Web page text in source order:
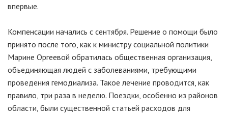
впервые.
Компенсации начались с сентября. Решение о помощи было
принято после того, как к министру социальной политики
Марине Оргеевой обратилась общественная организация,
объединяющая людей с заболеваниями, требующими
проведения гемодиализа. Такое лечение проводится, как
правило, три раза в неделю. Поездки, особенно из районов
области, были существенной статьей расходов для